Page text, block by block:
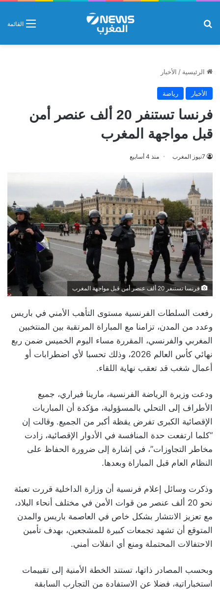
القائمة
الرئيسية / الأخبار
الأخبار رياضة
فرنسا تستنفر 20 ألف عنصر أمن
قبل مواجهة المغرب
7نيوز المغرب منذ 4 أسابيع
فرنسا تستنفر 20 ألف عنصر أمن قبل مواجهة المغرب
رفعت السلطات الفرنسية مستوى التأهب الأمني في باريس
وعدد من المدن، تزامنا مع المباراة المرتقبة بين المنتخبين
المغربي والفرنسي، المقررة مساء اليوم الخميس ضمن ربع
نهائي كأس العالم 2026، وذلك تحسبا لأي اضطرابات أو
أعمال شغب قد تعقب نهاية اللقاء.
ودعت وزيرة الرياضة الفرنسية، مارينا فيراري، جميع
الأطراف إلى التحلي بالمسؤولية، مؤكدة أن المباريات
الإقصائية الكبرى تفرض يقظة أكبر من الجميع. وقالت إن
“كلما ارتفعت حدة المنافسة في الأدوار الإقصائية، زادت
مخاطر التجاوزات”، في إشارة إلى ضرورة الحفاظ على
النظام العام قبل المباراة وبعدها.
وذكرت وسائل إعلام فرنسية أن وزارة الداخلية قررت تعبئة
نحو 20 ألف عنصر من قوات الأمن في مختلف أنحاء البلاد،
مع تعزيز الانتشار بشكل خاص في العاصمة باريس والمدن
المتوقع أن تشهد تجمعات كبيرة للمشجعين، بهدف تأمين
الاحتفالات المحتملة ومنع أي انفلات أمني.
وبحسب المصادر ذاتها، تستند الخطة الأمنية إلى تقييمات
استخباراتية، فضلا عن الاستفادة من التجارب السابقة